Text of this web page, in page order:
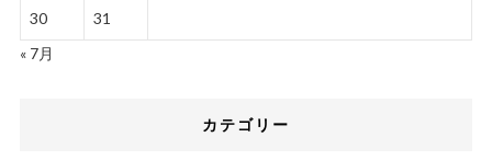
30
31
« 7月
カテゴリー